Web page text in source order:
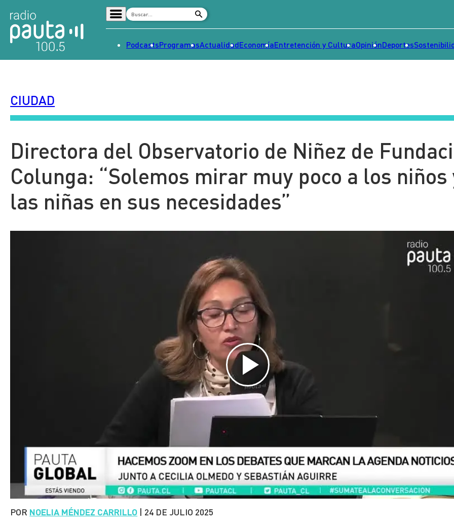
Señal 2
Tendencias
Contenido Patrocinado
PodcastsProgramasActualidadEconomíaEntretención y CulturaOpiniónDeportes
CIUDAD
Directora del Observatorio de Niñez de
Colunga: “Solemos mirar muy poco a los niños
las niñas en sus necesidades”
POR NOELIA MÉNDEZ CARRILLO | 24 DE JULIO 2025